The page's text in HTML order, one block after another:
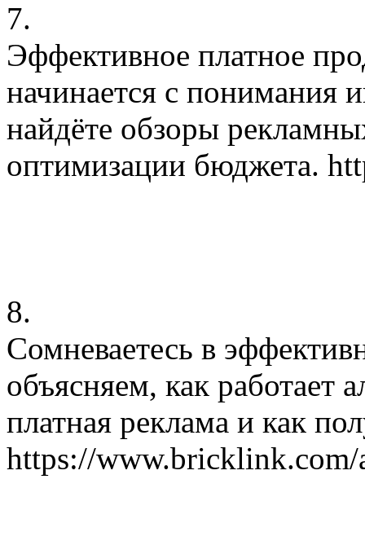
7.
Эффективное платное
начинается с понимания
найдёте обзоры
оптимизации бюджета.
8.
Сомневаетесь в
объясняем, как работает
платная реклама и как
https://www.bricklink.com/